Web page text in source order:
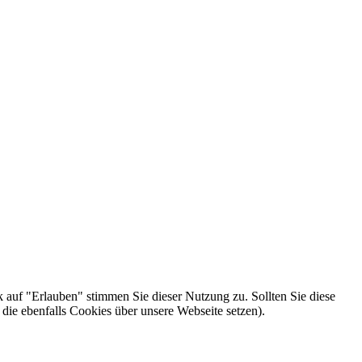
"Erlauben" stimmen Sie dieser Nutzung zu. Sollten Sie diese
ebenfalls Cookies über unsere Webseite setzen).